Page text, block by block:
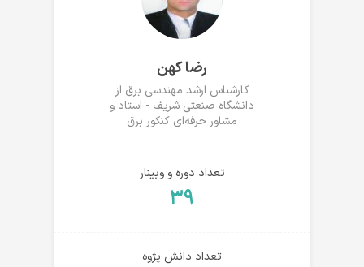
رضا کهن
کارشناس ارشد مهندسی برق از
دانشگاه صنعتی شریف - استاد و
مشاور حرفه‌ای کنکور برق
تعداد دوره و وبینار
۳۹
تعداد دانش پژوه